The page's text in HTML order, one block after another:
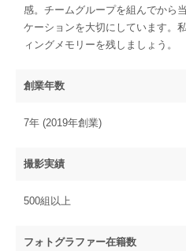
感。チームグループを組んでから
ケーションを大切にしています。
ィングメモリーを残しましょう。
創業年数
7年 (2019年創業)
撮影実績
500組以上
フォトグラファー在籍数